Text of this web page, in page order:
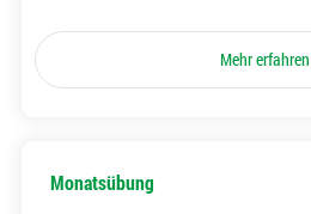
Mehr erfahren
Monatsübung